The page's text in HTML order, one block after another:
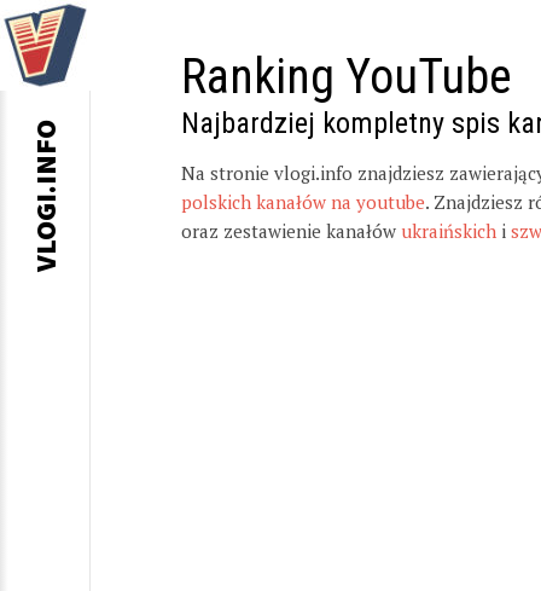
Ranking YouTube
Najbardziej kompletny spis
Na stronie vlogi.info znajdziesz
polskich kanałów na youtube. Znajdziesz
oraz zestawienie kanałów ukraińskich i
VLOGI.INFO